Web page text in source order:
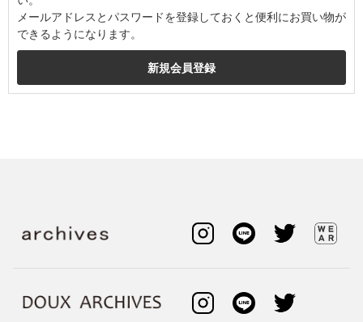
メールアドレスとパスワードを登録しておくと便利にお買い物が
できるようになります。